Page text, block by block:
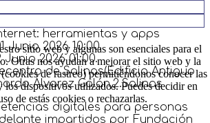
herramientas y apps
Junio 2026 10:00.
2026 01:00.
de Salinas(Edificio Antiguo
Álvarez Galán,2.Salinas
digitales para personas
impartidos por Fundación
sitio web y algunas son esenciales para el
Otras nos ayudan a mejorar el sitio web y la
de rastreo) permitiéndonos conocer las
los dispositivos utilizados. Puedes decidir en
de estás cookies o rechazarlas.